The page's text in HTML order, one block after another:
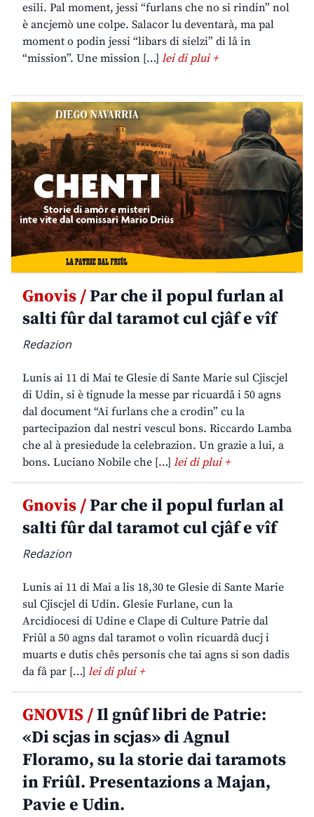
esili. Pal moment, jessi “furlans che no si rindin” nol
è ancjemò une colpe. Salacor lu deventarà, ma pal
moment o podin jessi “libars di sielzi” di lâ in
“mission”. Une mission […] lei di plui +
Gnovis /Par che il popul furlan al
salti fûr dal taramot cul cjâf e vîf
Redazion
Lunis ai 11 di Mai te Glesie di Sante Marie sul Cjiscjel
di Udin, si è tignude la messe par ricuardâ i 50 agns
dal document “Ai furlans che a crodin” cu la
partecipazion dal nestri vescul bons. Riccardo Lamba
che al à presiedude la celebrazion. Un grazie a lui, a
bons. Luciano Nobile che […] lei di plui +
Gnovis /Par che il popul furlan al
salti fûr dal taramot cul cjâf e vîf
Redazion
Lunis ai 11 di Mai a lis 18,30 te Glesie di Sante Marie
sul Cjiscjel di Udin. Glesie Furlane, cun la
Arcidiocesi di Udine e Clape di Culture Patrie dal
Friûl a 50 agns dal taramot o volìn ricuardâ ducj i
muarts e dutis chês personis che tai agns si son dadis
da fâ par […] lei di plui +
GNOVIS /Il gnûf libri de Patrie:
«Di scjas in scjas» di Agnul
Floramo, su la storie dai taramots
in Friûl. Presentazions a Majan,
Pavie e Udin.